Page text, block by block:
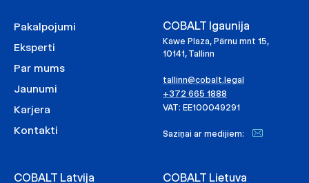
Pakalpojumi
Eksperti
Par mums
Jaunumi
Karjera
Kontakti
COBALT Igaunija
Kawe Plaza, Pärnu mnt 15,
10141, Tallinn
tallinn@cobalt.legal
+372 665 1888
VAT: EE100049291
Saziņai ar medijiem:
COBALT Latvija COBALT Lietuva